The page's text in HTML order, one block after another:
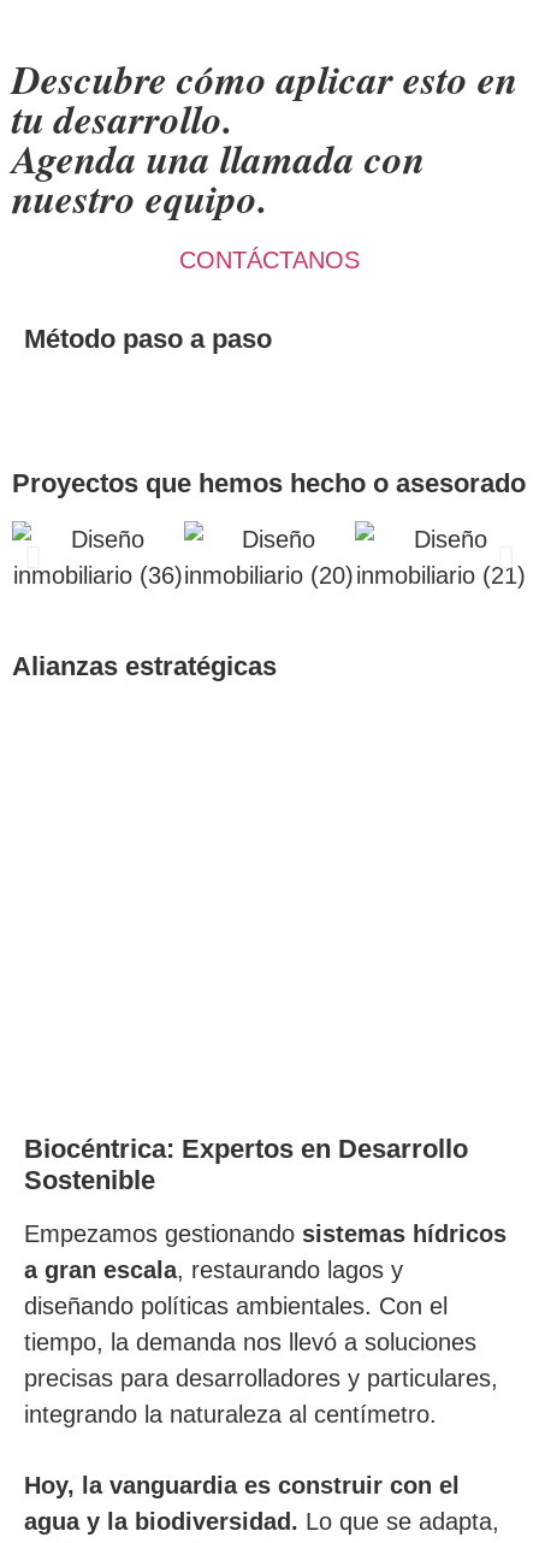
Descubre cómo aplicar esto en
tu desarrollo.
Agenda una llamada con
nuestro equipo.
CONTÁCTANOS
Método paso a paso
Proyectos que hemos hecho o asesorado
Alianzas estratégicas
Biocéntrica: Expertos en Desarrollo
Sostenible
Empezamos gestionando sistemas hídricos
a gran escala, restaurando lagos y
diseñando políticas ambientales. Con el
tiempo, la demanda nos llevó a soluciones
precisas para desarrolladores y particulares,
integrando la naturaleza al centímetro.
Hoy, la vanguardia es construir con el
agua y la biodiversidad. Lo que se adapta,